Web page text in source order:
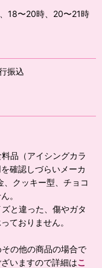
18〜20時、20〜21時
振込
品（アイシングカラ
確認しづらいメーカ
クッキー型、チョコ
。
と違った、傷やガタ
ておりません。
の他の商品の場合で
いますので詳細はこ